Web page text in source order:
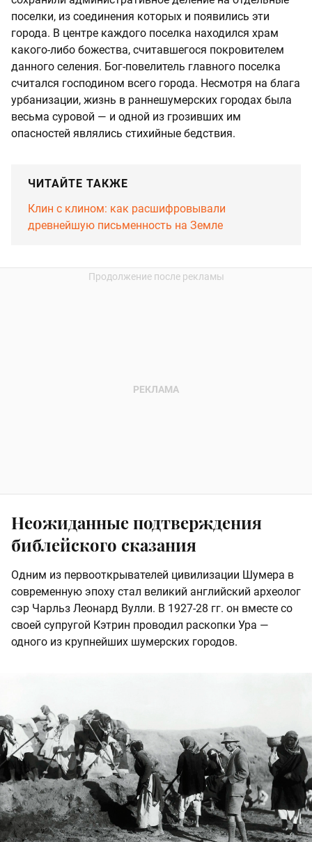
поселки, из соединения которых и появились эти
города. В центре каждого поселка находился храм
какого-либо божества, считавшегося покровителем
данного селения. Бог-повелитель главного поселка
считался господином всего города. Несмотря на блага
урбанизации, жизнь в раннешумерских городах была
весьма суровой — и одной из грозивших им
опасностей являлись стихийные бедствия.
ЧИТАЙТЕ ТАКЖЕ
Клин с клином: как расшифровывали
древнейшую письменность на Земле
Неожиданные подтверждения
библейского сказания
Одним из первооткрывателей цивилизации Шумера в
современную эпоху стал великий английский археолог
сэр Чарльз Леонард Вулли. В 1927-28 гг. он вместе со
своей супругой Кэтрин проводил раскопки Ура —
одного из крупнейших шумерских городов.